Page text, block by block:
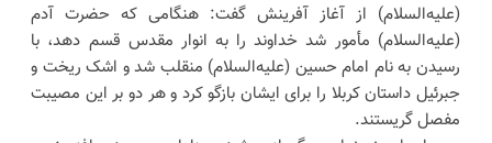
(علیه‌السلام) از آغاز آفرینش گفت: هنگامی که حضرت آدم
(علیه‌السلام) مأمور شد خداوند را به انوار مقدس قسم دهد، با
رسیدن به نام امام حسین (علیه‌السلام) منقلب شد و اشک ریخت و
جبرئیل داستان کربلا را برای ایشان بازگو کرد و هر دو بر این مصیبت
مفصل گریستند.